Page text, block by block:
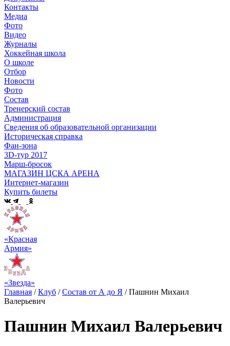
Контакты
Медиа
Фото
Видео
Журналы
Хоккейная школа
О школе
Отбор
Новости
Фото
Состав
Тренерский состав
Администрация
Сведения об образовательной организации
Историческая справка
Фан-зона
3D-тур 2017
Марш-бросок
МАГАЗИН ЦСКА АРЕНА
Интернет-магазин
Купить билеты
«Красная
Армия»
«Звезда»
Главная /Клуб /Состав от А до Я /Пашнин Михаил
Валерьевич
Пашнин Михаил Валерьевич